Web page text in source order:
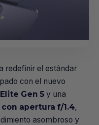
redefinir el estándar
con el nuevo
Gen 5 y una
con apertura f/1.4,
asombroso y